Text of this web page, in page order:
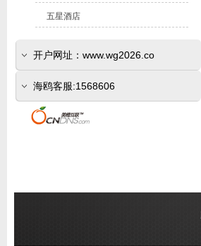
五星酒店
开户网址：www.wg2026.co
(www.sr800.com)
海鸥客服:1568606